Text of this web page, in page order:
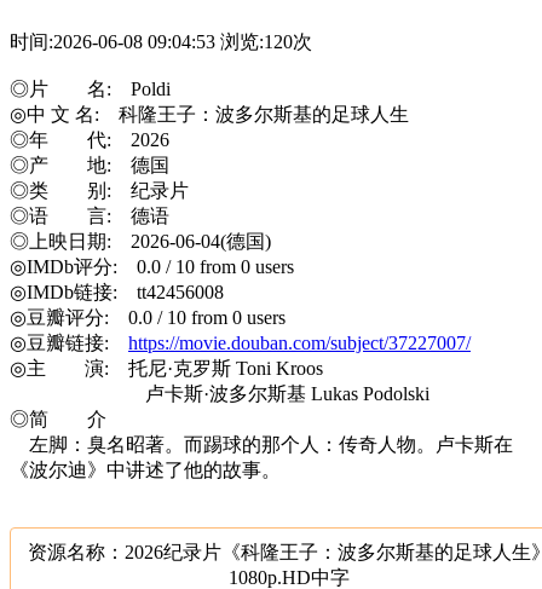
时间:2026-06-08 09:04:53 浏览:120次
◎片 名: Poldi
◎中 文 名: 科隆王子：波多尔斯基的足球人生
◎年 代: 2026
◎产 地: 德国
◎类 别: 纪录片
◎语 言: 德语
◎上映日期: 2026-06-04(德国)
◎IMDb评分: 0.0 / 10 from 0 users
◎IMDb链接: tt42456008
◎豆瓣评分: 0.0 / 10 from 0 users
◎豆瓣链接: https://movie.douban.com/subject/37227007/
◎主 演: 托尼·克罗斯 Toni Kroos
卢卡斯·波多尔斯基 Lukas Podolski
◎简 介
左脚：臭名昭著。而踢球的那个人：传奇人物。卢卡斯在
《波尔迪》中讲述了他的故事。
资源名称：2026纪录片《科隆王子：波多尔斯基的足球人生
1080p.HD中字